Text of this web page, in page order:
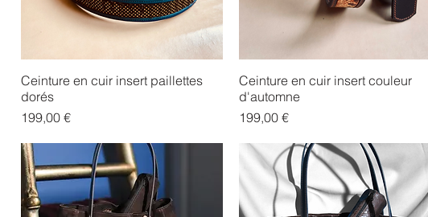
Ceinture en cuir insert paillettes
dorés
Prix
199,00 €
Ceinture en cuir insert couleur
d'automne
Prix
199,00 €